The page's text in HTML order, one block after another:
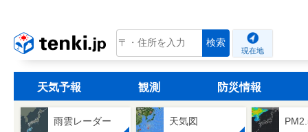
tenki.jp 検索
現在地
天気予報 観測 防災情報
雨雲レーダー 天気図